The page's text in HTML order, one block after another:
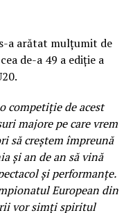
a arătat mulţumit de
de-a 49 a ediţie a
competiţie de acest
majore pe care vrem
să creştem împreună
şi an de an să vină
şi performanţe.
European din
vor simţi spiritul